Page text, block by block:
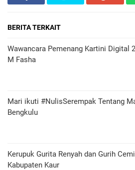
BERITA TERKAIT
Wawancara Pemenang Kartini Digital
M Fasha
Mari ikuti #NulisSerempak Tentang
Bengkulu
Kerupuk Gurita Renyah dan Gurih
Kabupaten Kaur